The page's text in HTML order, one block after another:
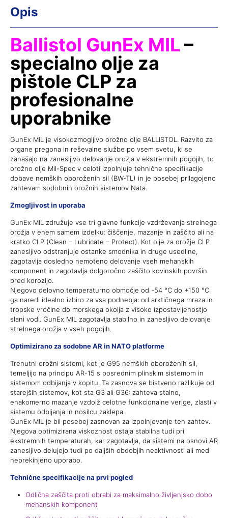
Opis
Ballistol GunEx MIL –
specialno olje za
pištole CLP za
profesionalne
uporabnike
GunEx MIL je visokozmogljivo orožno olje BALLISTOL. Razvito za
organe pregona in reševalne službe po vsem svetu, ki se
zanašajo na zanesljivo delovanje orožja v ekstremnih pogojih, to
orožno olje Mil-Spec v celoti izpolnjuje tehnične specifikacije
dobave nemških oboroženih sil (BW-TL) in je posebej prilagojeno
zahtevam sodobnih orožnih sistemov Nata.
Zmogljivost in uporaba
GunEx MIL združuje vse tri glavne funkcije vzdrževanja strelnega
orožja v enem samem izdelku: čiščenje, mazanje in zaščito ali na
kratko CLP (Clean – Lubricate – Protect). Kot olje za orožje CLP
zanesljivo odstranjuje ostanke smodnika in druge usedline,
zagotavlja dosledno nemoteno delovanje vseh mehanskih
komponent in zagotavlja dolgoročno zaščito kovinskih površin
pred korozijo.
Njegovo delovno temperaturno območje od -54 °C do +150 °C
ga naredi idealno izbiro za vsa podnebja: od arktičnega mraza in
tropske vročine do morskega okolja z visoko izpostavljenostjo
slani vodi. GunEx MIL zagotavlja stabilno in zanesljivo delovanje
strelnega orožja v vseh pogojih.
Optimizirano za sodobne AR in NATO platforme
Trenutni orožni sistemi, kot je G95 nemških oboroženih sil,
temeljijo na principu AR-15 s posrednim plinskim sistemom in
sistemom odbijanja v kopitu. Ta zasnova se bistveno razlikuje od
starejših sistemov, kot sta G3 ali G36: zahteva stalno,
enakomerno mazanje vzdolž celotne funkcionalne verige, zlasti v
sistemu odbijanja in nosilcu zaklepa.
GunEx MIL je bil posebej zasnovan za izpolnjevanje teh zahtev.
Njegova optimizirana viskoznost ostaja stabilna tudi pri
ekstremnih temperaturah, kar zagotavlja, da sistemi na osnovi AR
zanesljivo delujejo tudi po daljših obdobjih neaktivnosti ali med
neprekinjeno uporabo.
Tehnične specifikacije na prvi pogled
Odlična zaščita proti obrabi za maksimalno življenjsko dobo
mehanskih komponent